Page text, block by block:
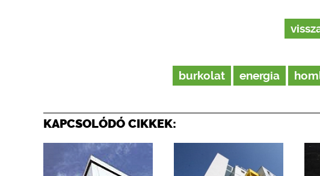
burkolat energia
KAPCSOLÓDÓ CIKKEK: